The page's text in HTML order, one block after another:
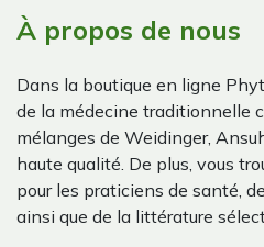
À propos de nous
Dans la boutique en ligne
de la médecine traditionnelle
mélanges de Weidinger,
haute qualité. De plus, vous
pour les praticiens de santé,
ainsi que de la littérature